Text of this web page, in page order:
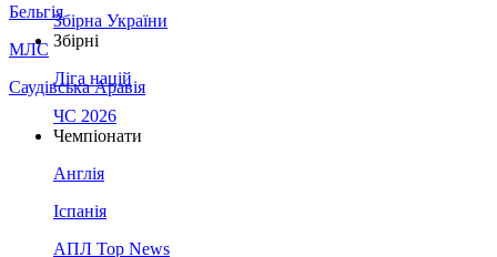
Бельгія
МЛС
Саудівська Аравія
Збірна України
Збірні
Ліга націй
ЧС 2026
Чемпіонати
Англія
Іспанія
АПЛ Top News